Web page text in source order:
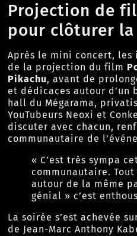
Projection de
pour clôturer la
Après le mini concert,
de la projection du film
Pikachu, avant de
et dédicaces autour d’un
hall du Mégarama,
YouTubeurs Neoxi et
discuter avec chacun,
communautaire de
« C’est très sympa
communautaire.
autour de la même
génial » c’est
La soirée s’est achevée
de Jean-Marc Anthony